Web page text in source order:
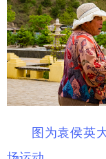
图为袁侯英